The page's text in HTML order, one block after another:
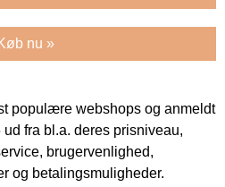
nu »
populære webshops og anmeldt
fra bl.a. deres prisniveau,
brugervenlighed,
og betalingsmuligheder.